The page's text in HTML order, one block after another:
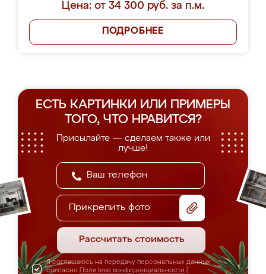
Цена: от 34 300 руб. за п.м.
ПОДРОБНЕЕ
ЕСТЬ КАРТИНКИ ИЛИ ПРИМЕРЫ
ТОГО, ЧТО НРАВИТСЯ?
Присылайте — сделаем также или
лучше!
Прикрепить фото
Рассчитать стоимость
Я соглашаюсь на передачу персональных данных
согласно Политике конфиденциальности